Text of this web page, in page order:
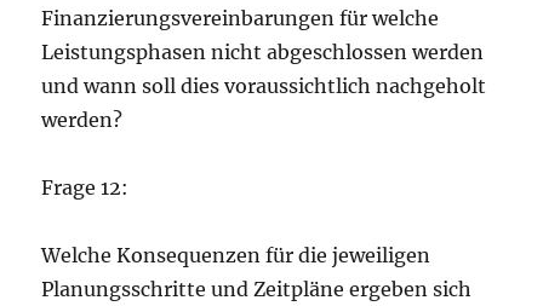
Finanzierungsvereinbarungen für welche
Leistungsphasen nicht abgeschlossen werden
und wann soll dies voraussichtlich nachgeholt
werden?
Frage 12:
Welche Konsequenzen für die jeweiligen
Planungsschritte und Zeitpläne ergeben sich